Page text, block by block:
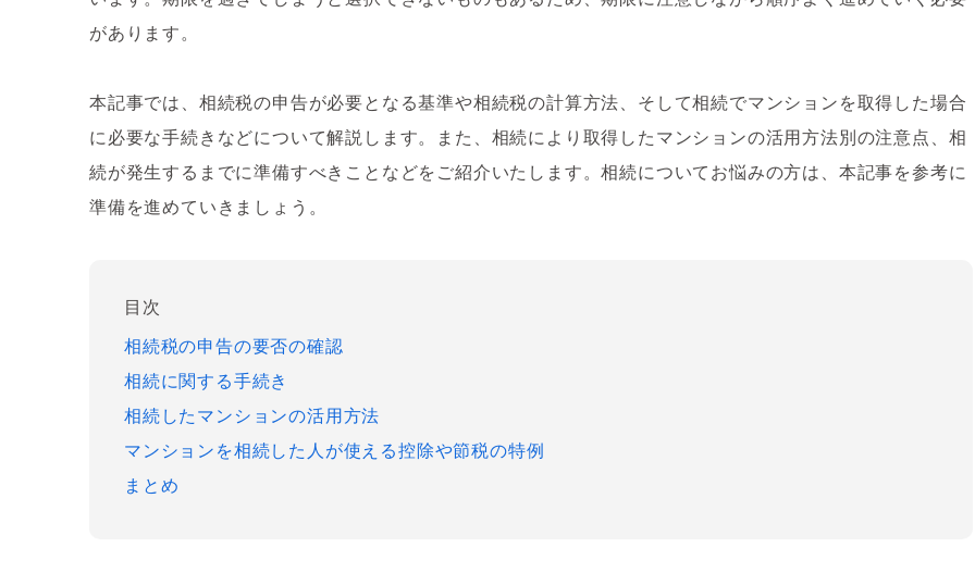
があります。
本記事では、相続税の申告が必要となる基準や相続税の計算方法、そして相続でマンションを取得した場合
に必要な手続きなどについて解説します。また、相続により取得したマンションの活用方法別の注意点、相
続が発生するまでに準備すべきことなどをご紹介いたします。相続についてお悩みの方は、本記事を参考に
準備を進めていきましょう。
目次
相続税の申告の要否の確認
相続に関する手続き
相続したマンションの活用方法
マンションを相続した人が使える控除や節税の特例
まとめ